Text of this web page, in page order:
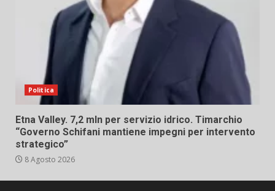
Politica
Etna Valley. 7,2 mln per servizio idrico. Timarchio
“Governo Schifani mantiene impegni per intervento
strategico”
8 Agosto 2026